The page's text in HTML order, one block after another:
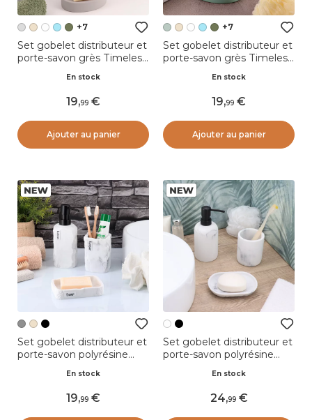
+7
Set gobelet distributeur et
porte-savon grès Timeless
En stock
19,99
Ajouter au panier
+7
Set gobelet distributeur et
porte-savon grès Timeless
En stock
19,99
Ajouter au panier
Set gobelet distributeur et
porte-savon polyrésine
En stock
19,99
Set gobelet distributeur et
porte-savon polyrésine
En stock
24,99